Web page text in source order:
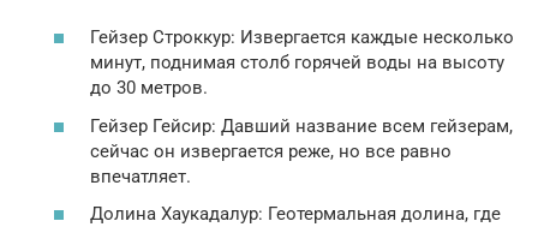
Гейзер Строккур: Извергается каждые несколько
минут, поднимая столб горячей воды на высоту
до 30 метров.
Гейзер Гейсир: Давший название всем гейзерам,
сейчас он извергается реже, но все равно
впечатляет.
Долина Хаукадалур: Геотермальная долина, где